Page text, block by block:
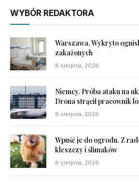
WYBÓR REDAKTORA
Warszawa. Wykryto
zakażonych
8 sierpnia, 2026
Niemcy. Próba ataku na
Drona strącił pracownik
8 sierpnia, 2026
Wpuść je do ogrodu. Z
kleszczy i ślimaków
8 sierpnia, 2026